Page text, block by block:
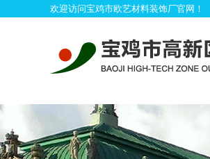
欢迎访问宝鸡市欧艺材料装饰厂官网！